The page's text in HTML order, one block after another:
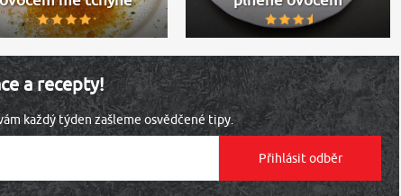
a recepty!
každý týden zašleme osvědčené tipy.